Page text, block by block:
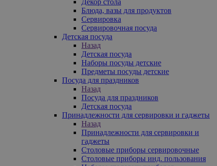
Блюда, вазы для продуктов
Сервировка
Сервировочная посуда
Детская посуда
Назад
Детская посуда
Наборы посуды детские
Предметы посуды детские
Посуда для праздников
Назад
Посуда для праздников
Детская посуда
Принадлежности для сервировки и гаджеты
Назад
Принадлежности для сервировки и
гаджеты
Столовые приборы сервировочные
Столовые приборы инд. пользования